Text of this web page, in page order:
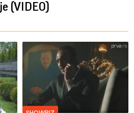
(VIDEO)